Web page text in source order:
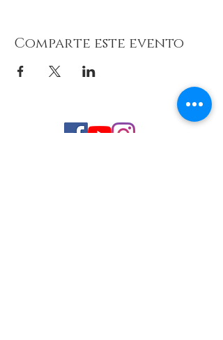
Comparte este evento